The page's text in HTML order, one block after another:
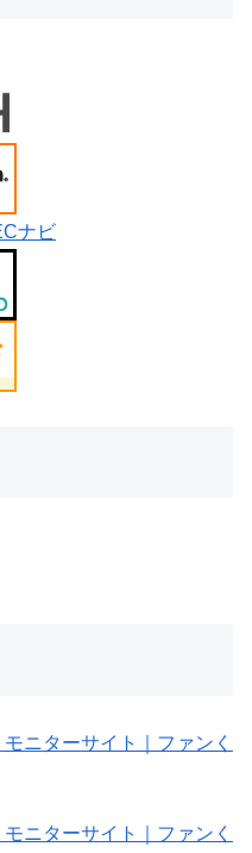
ニターサイト｜ファンく
ニターサイト｜ファンく